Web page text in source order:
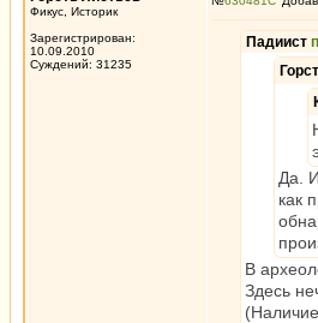
Фикус, Историк
Зарегистрирован:
10.09.2010
Суждений: 31235
Падиист
Да.
как
В
Здесь